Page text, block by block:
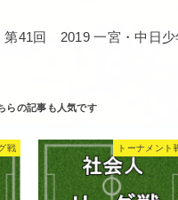
第41回 2019 一宮・中日
戦 トーナメント